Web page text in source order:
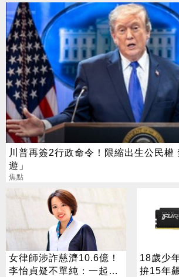
川普再簽2行政命令！限縮出生公民權
遊」
焦點
女律師涉詐慈濟10.6億！
李怡貞疑不單純：一起洗
18歲少
拚15年